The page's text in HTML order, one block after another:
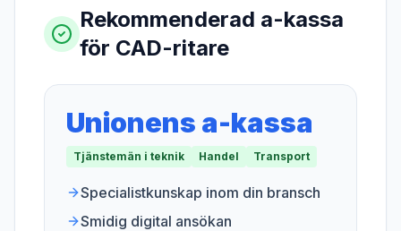
Rekommenderad a-kassa
för CAD-ritare
Unionens a-kassa
Tjänstemän i teknik Handel Transport
Specialistkunskap inom din bransch
Smidig digital ansökan